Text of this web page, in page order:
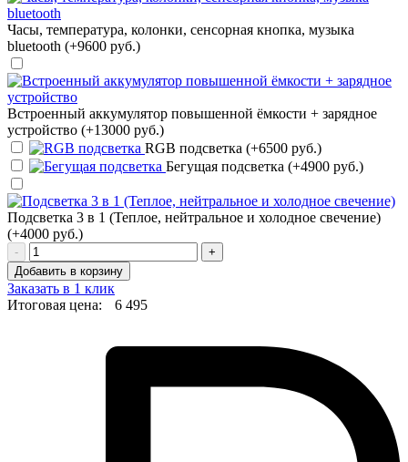
Часы, температура, колонки, сенсорная кнопка, музыка
bluetooth (+9600 руб.)
Встроенный аккумулятор повышенной ёмкости + зарядное
устройство (+13000 руб.)
RGB подсветка (+6500 руб.)
Бегущая подсветка (+4900 руб.)
Подсветка 3 в 1 (Теплое, нейтральное и холодное свечение)
(+4000 руб.)
-
+
Добавить в корзину
Заказать в 1 клик
Итоговая цена:
6 495